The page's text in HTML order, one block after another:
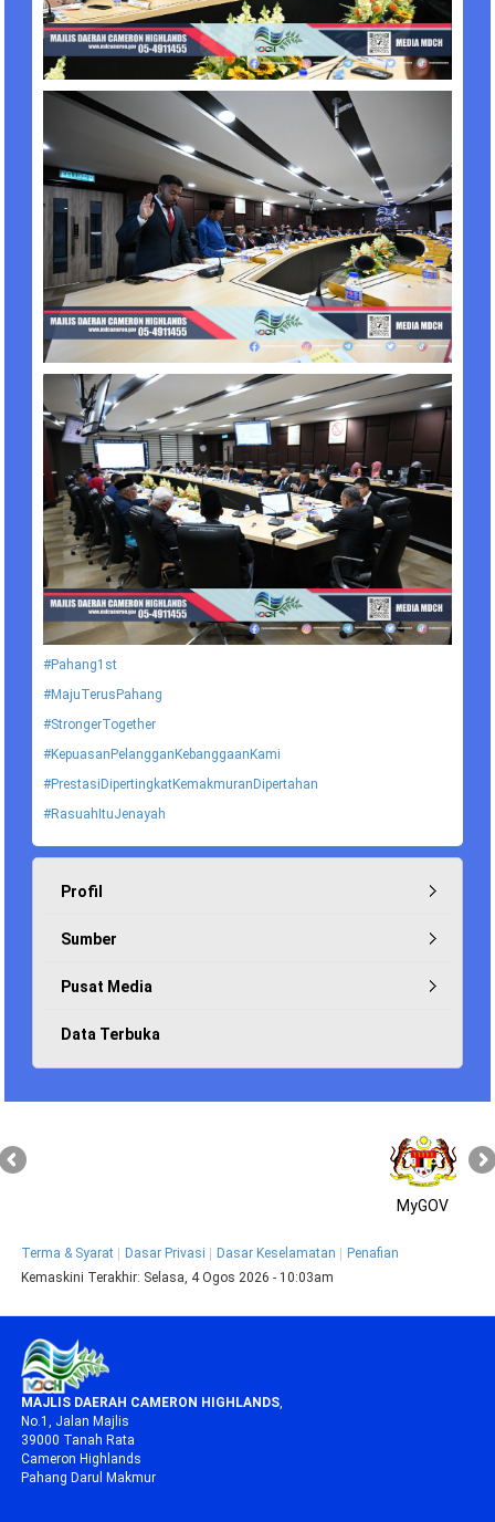
#Pahang1st
#MajuTerusPahang
#StrongerTogether
#KepuasanPelangganKebanggaanKami
#PrestasiDipertingkatKemakmuranDipertahan
#RasuahItuJenayah
Profil
Sumber
Pusat Media
Data Terbuka
MyGOV
Terma & Syarat Dasar Privasi Dasar Keselamatan
Penafian
Kemaskini Terakhir: Selasa, 4 Ogos 2026 - 10:03am
MAJLIS DAERAH CAMERON HIGHLANDS,
No.1, Jalan Majlis
39000 Tanah Rata
Cameron Highlands
Pahang Darul Makmur